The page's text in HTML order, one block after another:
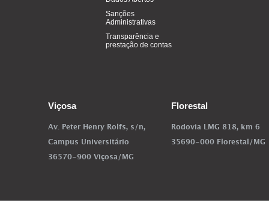
Sanções
Administrativas
Transparência e
prestação de contas
Viçosa
Av. Peter Henry Rolfs, s/n,
Campus Universitário
36570-900 Viçosa/MG
Florestal
Rodovia LMG 818, km 6
35690-000 Florestal/MG